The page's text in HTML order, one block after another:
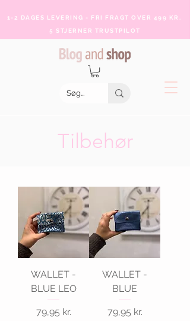
1-2 DAGES LEVERING - FRI FRAGT OVER 499 KR.
5 STJERNER TRUSTPILOT
Tilbehør
WALLET -
BLUE LEO
Pris
79,95 kr.
WALLET -
BLUE
Pris
79,95 kr.